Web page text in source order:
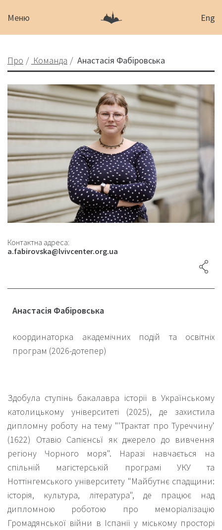
Меню Eng
Про Команда Анастасія Фабіровська
Контактна адреса:
a.fabirovska@lvivcenter.org.ua
Анастасія Фабіровська
координаторка академічних подій та освітніх
програм (2026-дотепер)
Здобула ступінь бакалавра історії в Українському
католицькому університеті (2025), де захистила
дипломну роботу на тему "'Трактат про Туреччину'
(1622) Отавіо Сапієнсьї як джерело до вивчення
регіону Чорного моря". Наразі навчається на
спільній магістерській програмі УКУ та
Ноттінгемського університету "Майбутнє спадщини:
історія, культура, література", де працює над
дипломною роботою про меморіалізацію
Громадянської війни в Іспанії у міському просторі